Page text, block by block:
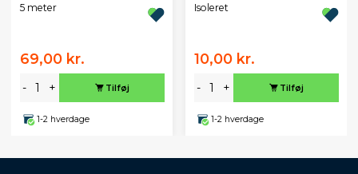
5 meter
69,00 kr.
- + Tilføj
1-2 hverdage
Isoleret
10,00 kr.
- + Tilføj
1-2 hverdage